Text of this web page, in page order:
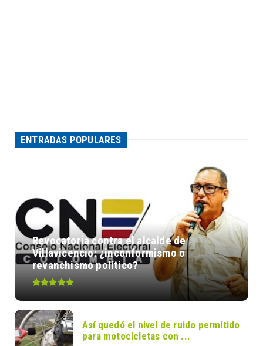
ENTRADAS POPULARES
Revocatoria contra el alcalde de
Villavicencio: ¿inconformismo o
revanchismo político?
Así quedó el nivel de ruido permitido
para motocicletas con ...